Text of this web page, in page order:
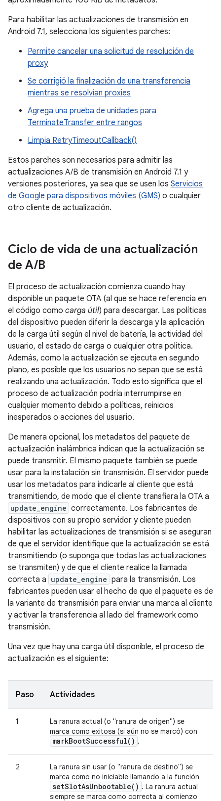
Para habilitar las actualizaciones de transmisión en
Android 7.1, selecciona los siguientes parches:
Permite cancelar una solicitud de resolución de
proxy
Se corrigió la finalización de una transferencia
mientras se resolvían proxies
Agrega una prueba de unidades para
TerminateTransfer entre rangos
Limpia RetryTimeoutCallback()
Estos parches son necesarios para admitir las
actualizaciones A/B de transmisión en Android 7.1 y
versiones posteriores, ya sea que se usen los Servicios
de Google para dispositivos móviles (GMS) o cualquier
otro cliente de actualización.
Ciclo de vida de una actualización
de A/B
El proceso de actualización comienza cuando hay
disponible un paquete OTA (al que se hace referencia en
el código como carga útil) para descargar. Las políticas
del dispositivo pueden diferir la descarga y la aplicación
de la carga útil según el nivel de batería, la actividad del
usuario, el estado de carga o cualquier otra política.
Además, como la actualización se ejecuta en segundo
plano, es posible que los usuarios no sepan que se está
realizando una actualización. Todo esto significa que el
proceso de actualización podría interrumpirse en
cualquier momento debido a políticas, reinicios
inesperados o acciones del usuario.
De manera opcional, los metadatos del paquete de
actualización inalámbrica indican que la actualización se
puede transmitir. El mismo paquete también se puede
usar para la instalación sin transmisión. El servidor puede
usar los metadatos para indicarle al cliente que está
transmitiendo, de modo que el cliente transfiera la OTA a
update_engine correctamente. Los fabricantes de
dispositivos con su propio servidor y cliente pueden
habilitar las actualizaciones de transmisión si se aseguran
de que el servidor identifique que la actualización se está
transmitiendo (o suponga que todas las actualizaciones
se transmiten) y de que el cliente realice la llamada
correcta a update_engine para la transmisión. Los
fabricantes pueden usar el hecho de que el paquete es de
la variante de transmisión para enviar una marca al cliente
y activar la transferencia al lado del framework como
transmisión.
Una vez que hay una carga útil disponible, el proceso de
actualización es el siguiente:
Paso Actividades
1
La ranura actual (o "ranura de origen") se
marca como exitosa (si aún no se marcó) con
markBootSuccessful( ) .
2
La ranura sin usar (o "ranura de destino") se
marca como no iniciable llamando a la función
setSlotAsUnbootable( ) . La ranura actual
siempre se marca como correcta al comienzo